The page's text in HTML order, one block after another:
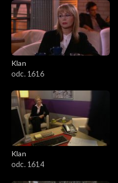
Klan
odc. 1616
Klan
odc. 1614